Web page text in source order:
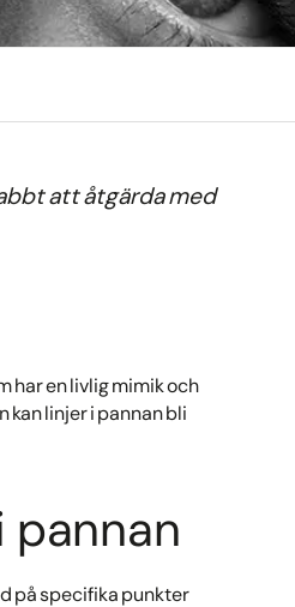
att åtgärda med
har en livlig mimik och
kan linjer i pannan bli
pannan
på specifika punkter